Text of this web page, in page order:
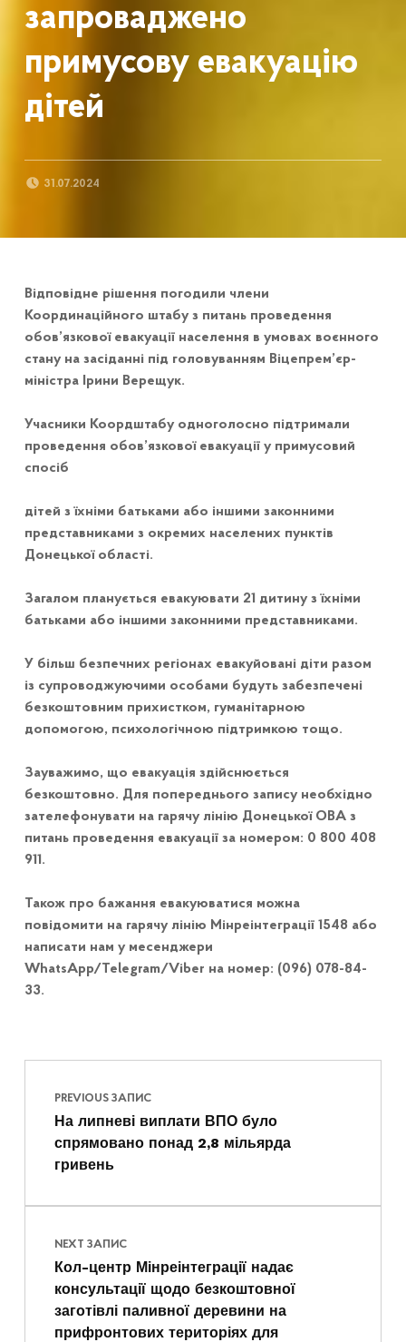
запроваджено
примусову евакуацію
дітей
31.07.2024
Відповідне рішення погодили члени
Координаційного штабу з питань проведення
обов’язкової евакуації населення в умовах воєнного
стану на засіданні під головуванням Віцепрем’єр-
міністра Ірини Верещук.
Учасники Коордштабу одноголосно підтримали
проведення обов’язкової евакуації у примусовий
спосіб
дітей з їхніми батьками або іншими законними
представниками з окремих населених пунктів
Донецької області.
Загалом планується евакуювати 21 дитину з їхніми
батьками або іншими законними представниками.
У більш безпечних регіонах евакуйовані діти разом
із супроводжуючими особами будуть забезпечені
безкоштовним прихистком, гуманітарною
допомогою, психологічною підтримкою тощо.
Зауважимо, що евакуація здійснюється
безкоштовно. Для попереднього запису необхідно
зателефонувати на гарячу лінію Донецької ОВА з
питань проведення евакуації за номером: 0 800 408
911.
Також про бажання евакуюватися можна
повідомити на гарячу лінію Мінреінтеграції 1548 або
написати нам у месенджери
WhatsApp/Telegram/Viber на номер: (096) 078-84-
33.
Skip back to main navigation
Навігація записів
PREVIOUS ЗАПИС
На липневі виплати ВПО було
спрямовано понад 2,8 мільярда
гривень
NEXT ЗАПИС
Кол-центр Мінреінтеграції надає
консультації щодо безкоштовної
заготівлі паливної деревини на
прифронтових територіях для